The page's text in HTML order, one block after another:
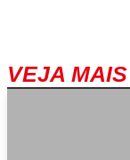
VEJA MAIS